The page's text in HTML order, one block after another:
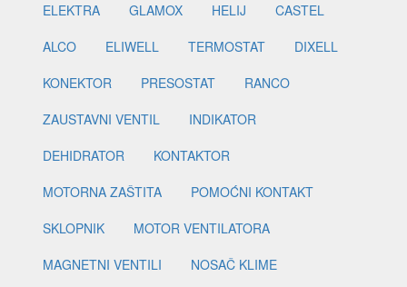
ELEKTRA
GLAMOX HELIJ
CASTEL
ALCO
ELIWELL TERMOSTAT
DIXELL
KONEKTOR
PRESOSTAT
RANCO
ZAUSTAVNI VENTIL
INDIKATOR
DEHIDRATOR
KONTAKTOR
MOTORNA ZAŠTITA
POMOĆNI KONTAKT
SKLOPNIK
MOTOR VENTILATORA
MAGNETNI VENTILI
NOSAČ KLIME